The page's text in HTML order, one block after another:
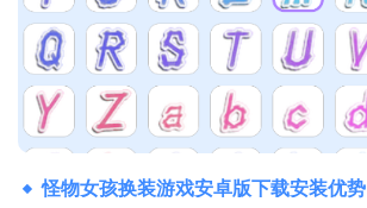
怪物女孩换装游戏安卓版下载安装优势